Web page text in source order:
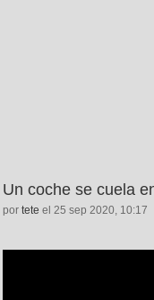
Un coche se cuela
por tete el 25 sep 2020, 10:17